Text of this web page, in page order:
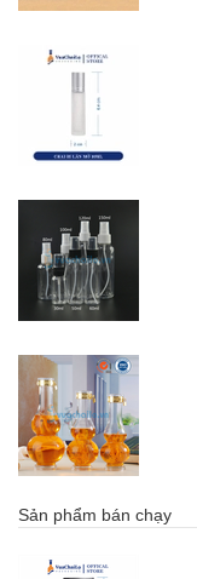
Sản phẩm bán chạy